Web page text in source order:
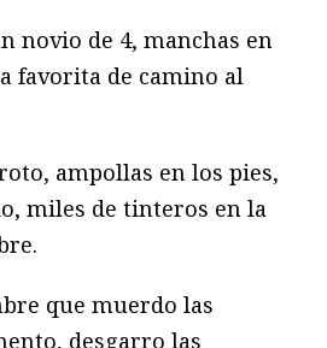
novio de 4, manchas en
favorita de camino al
ampollas en los pies,
miles de tinteros en la
que muerdo las
desgarro las